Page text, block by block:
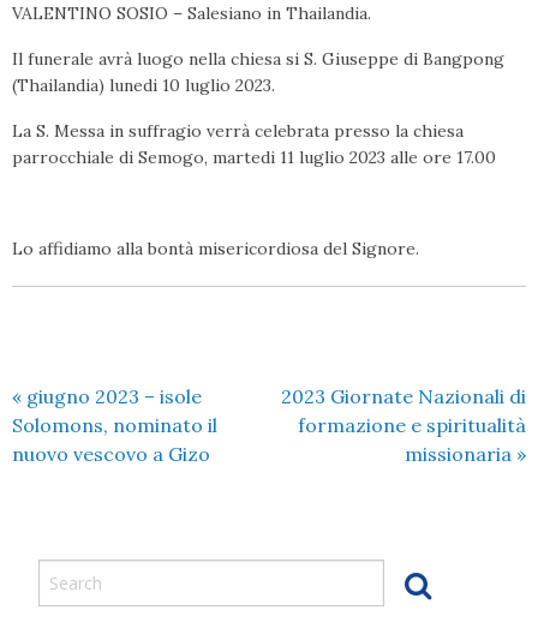
VALENTINO SOSIO – Salesiano in Thailandia.
Il funerale avrà luogo nella chiesa si S. Giuseppe di Bangpong
(Thailandia) lunedi 10 luglio 2023.
La S. Messa in suffragio verrà celebrata presso la chiesa
parrocchiale di Semogo, martedi 11 luglio 2023 alle ore 17.00
Lo affidiamo alla bontà misericordiosa del Signore.
« giugno 2023 – isole
Solomons, nominato il
nuovo vescovo a Gizo
2023 Giornate Nazionali di
formazione e spiritualità
missionaria »